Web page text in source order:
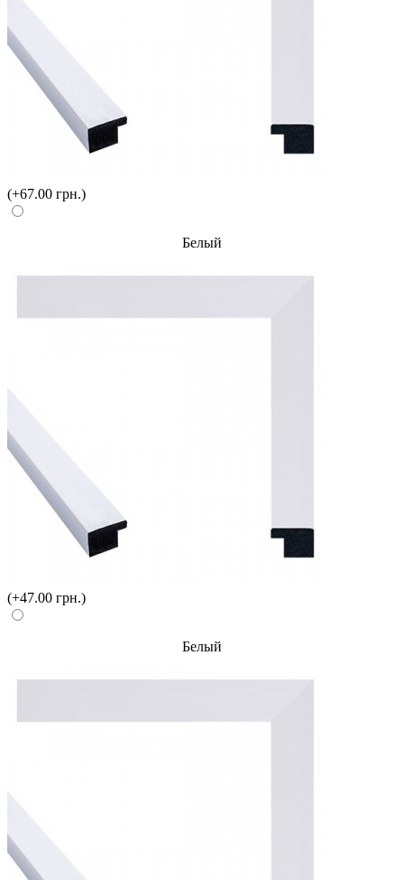
(+67.00 грн.)
Белый
(+47.00 грн.)
Белый